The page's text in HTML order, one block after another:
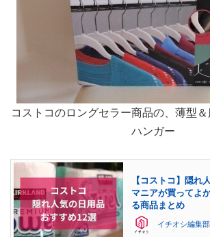
コストコのロングセラー商品の、薄型
ハンガー
【コストコ】隠れ
マニアが買ってよ
る商品まとめ
イチオシ編集部